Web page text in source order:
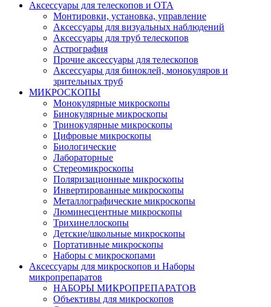
Аксессуары для телескопов и ОТА
Монтировки, установка, управление
Аксессуары для визуальных наблюдений
Аксессуары для труб телескопов
Астрография
Прочие аксессуары для телескопов
Аксессуары для биноклей, монокуляров и
зрительных труб
МИКРОСКОПЫ
Монокулярные микроскопы
Бинокулярные микроскопы
Тринокулярные микроскопы
Цифровые микроскопы
Биологические
Лабораторные
Стереомикроскопы
Поляризационные микроскопы
Инвертированные микроскопы
Металлографические микроскопы
Люминесцентные микроскопы
Трихинеллоскопы
Детские/школьные микроскопы
Портативные микроскопы
Наборы с микроскопами
Аксессуары для микроскопов и Наборы
микропрепаратов
НАБОРЫ МИКРОПРЕПАРАТОВ
Объективы для микроскопов